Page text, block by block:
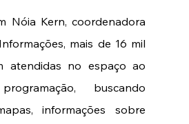
Nóia Kern, coordenadora
mais de 16 mil
atendidas no espaço ao
buscando
informações sobre